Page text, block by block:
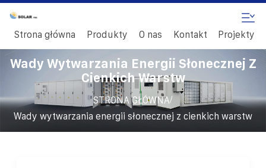
Strona główna Produkty O nas Kontakt Projekty
Wady Wytwarzania Energii Słonecznej Z
Cienkich Warstw
STRONA GŁÓWNA/
Wady wytwarzania energii słonecznej z cienkich warstw